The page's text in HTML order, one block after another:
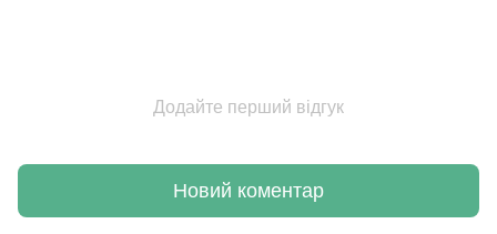
Додайте перший відгук
Новий коментар